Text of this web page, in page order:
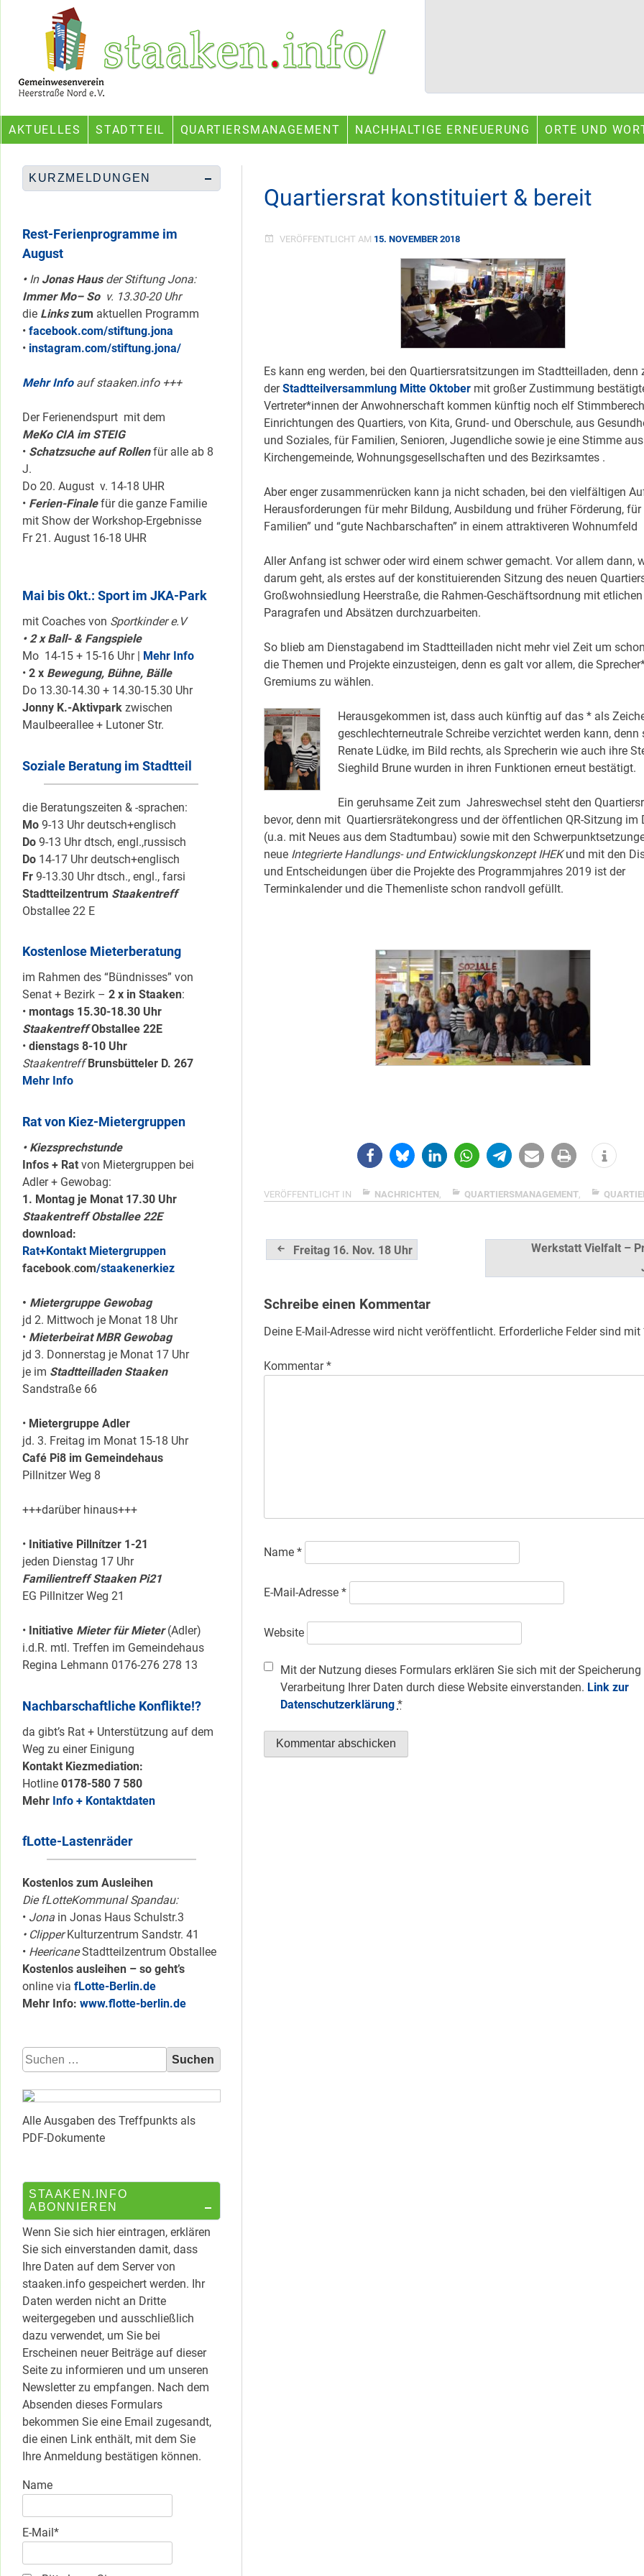
Ein Projekt des Gemeinwesenvereins Heerstraße Nord
AKTUELLES STADTTEIL QUARTIERSMANAGEMENT NACHHALTIGE ERNEUERUNG ORTE UND
Quartiersrat konstituiert & bereit
VERÖFFENTLICHT AM 15. NOVEMBER 2018
Es kann eng werden, bei den Quartiersratsitzungen im Stadtteilladen, denn
derStadtteilversammlung Mitte Oktobermit großer Zustimmung
Vertreter*innen der Anwohnerschaft kommen künftig noch elf
Einrichtungen des Quartiers, von Kita, Grund- und Oberschule, aus
und Soziales, für Familien, Senioren, Jugendliche sowie je eine Stimme aus
Kirchengemeinde, Wohnungsgesellschaften und des Bezirksamtes .
Aber enger zusammenrücken kann ja nicht schaden, bei den vielfältigen
Herausforderungen für mehr Bildung, Ausbildung und früher Förderung, für
Familien” und “gute Nachbarschaften” in einem attraktiveren Wohnumfeld
Aller Anfang ist schwer oder wird einem schwer gemacht. Vor allem dann,
darum geht, als erstes auf der konstituierenden Sitzung des neuen
Großwohnsiedlung Heerstraße, die Rahmen-Geschäftsordnung mit
Paragrafen und Absätzen durchzuarbeiten.
So blieb am Dienstagabend im Stadtteilladen nicht mehr viel Zeit um
die Themen und Projekte einzusteigen, denn es galt vor allem, die
Gremiums zu wählen.
Herausgekommen ist, dass auch künftig auf das * als
geschlechterneutrale Schreibe verzichtet werden kann, denn
Renate Lüdke, im Bild rechts, als Sprecherin wie auch ihre
Sieghild Brune wurden in ihren Funktionen erneut bestätigt.
Ein geruhsame Zeit zum Jahreswechsel steht den
bevor, denn mit Quartiersrätekongress und der öffentlichen QR-Sitzung im
(u.a. mit Neues aus dem Stadtumbau) sowie mit den
neue Integrierte Handlungs- und Entwicklungskonzept IHEKund mit den
und Entscheidungen über die Projekte des Programmjahres 2019 ist der
Terminkalender und die Themenliste schon randvoll gefüllt.
VERÖFFENTLICHT IN NACHRICHTEN QUARTIERSMANAGEMENT,
Beitragsnavigation
Freitag 16. Nov. 18 Uhr
Werkstatt Vielfalt –
Schreibe einen Kommentar
Deine E-Mail-Adresse wird nicht veröffentlicht. Erforderliche Felder sind mit
Kommentar*
Name *
E-Mail-Adresse *
Website
Mit der Nutzung dieses Formulars erklären Sie sich mit der Speicherung
Verarbeitung Ihrer Daten durch diese Website einverstanden. Link zur
Datenschutzerklärung *
KURZMELDUNGEN
Rest-Ferienprogramme im
August
•InJonas Hausder Stiftung Jona:
Immer Mo– So v. 13.30-20 Uhr
die Linkszum aktuellen Programm
• facebook.com/stiftung.jona
• instagram.com/stiftung.jona/
Mehr Infoauf staaken.info +++
Der Ferienendspurt mit dem
MeKo CIA im STEIG
• Schatzsuche auf Rollenfür alle ab 8
J.
Do 20. August v. 14-18 UHR
• Ferien-Finalefür die ganze Familie
mit Show der Workshop-Ergebnisse
Fr 21. August 16-18 UHR
Mai bis Okt.: Sport im JKA-Park
mit Coaches von Sportkinder e.V
• 2 x Ball- & Fangspiele
Mo 14-15 + 15-16 Uhr |
Mehr Info
• 2 x Bewegung, Bühne, Bälle
Do 13.30-14.30 + 14.30-15.30 Uhr
Jonny K.-Aktivpark zwischen
Maulbeerallee + Lutoner Str.
Soziale Beratung im Stadtteil
die Beratungszeiten & -sprachen:
Mo 9-13 Uhr deutsch+englisch
Do 9-13 Uhr dtsch, engl.,russisch
Do 14-17 Uhr deutsch+englisch
Fr 9-13.30 Uhr dtsch., engl., farsi
Stadtteilzentrum Staakentreff
Obstallee 22 E
Kostenlose Mieterberatung
im Rahmen des “Bündnisses” von
Senat + Bezirk – 2 x in Staaken:
• montags 15.30-18.30 Uhr
Staakentreff Obstallee 22E
• dienstags 8-10 Uhr
Staakentreff Brunsbütteler D. 267
Mehr Info
Rat von Kiez-Mietergruppen
• Kiezsprechstunde
Infos + Rat von Mietergruppen bei
Adler + Gewobag:
1. Montag je Monat 17.30 Uhr
Staakentreff Obstallee 22E
download:
Rat+Kontakt Mietergruppen
facebook.com/staakenerkiez
• Mietergruppe Gewobag
jd 2. Mittwoch je Monat 18 Uhr
• Mieterbeirat MBR Gewobag
jd 3. Donnerstag je Monat 17 Uhr
je im Stadtteilladen Staaken
Sandstraße 66
• Mietergruppe Adler
jd. 3. Freitag im Monat 15-18 Uhr
Café Pi8 im Gemeindehaus
Pillnitzer Weg 8
+++darüber hinaus+++
• Initiative Pillnítzer 1-21
jeden Dienstag 17 Uhr
Familientreff Staaken Pi21
EG Pillnitzer Weg 21
• Initiative Mieter für Mieter(Adler)
i.d.R. mtl. Treffen im Gemeindehaus
Regina Lehmann 0176-276 278 13
Nachbarschaftliche Konflikte!?
da gibt’s Rat + Unterstützung auf dem
Weg zu einer Einigung
Kontakt Kiezmediation:
Hotline 0178-580 7 580
Mehr Info + Kontaktdaten
fLotte-Lastenräder
Kostenlos zum Ausleihen
Die fLotteKommunal Spandau:
• Jona in Jonas Haus Schulstr.3
• ClipperKulturzentrum Sandstr. 41
• HeericaneStadtteilzentrum Obstallee
Kostenlos ausleihen – so geht’s
online via fLotte-Berlin.de
Mehr Info: www.flotte-berlin.de
Suchen
nach:
Alle Ausgaben des Treffpunkts als
PDF-Dokumente
STAAKEN.INFO
ABONNIEREN
Wenn Sie sich hier eintragen, erklären
Sie sich einverstanden damit, dass
Ihre Daten auf dem Server von
staaken.info gespeichert werden. Ihr
Daten werden nicht an Dritte
weitergegeben und ausschließlich
dazu verwendet, um Sie bei
Erscheinen neuer Beiträge auf dieser
Seite zu informieren und um unseren
Newsletter zu empfangen. Nach dem
Absenden dieses Formulars
bekommen Sie eine Email zugesandt,
die einen Link enthält, mit dem Sie
Ihre Anmeldung bestätigen können.
Name
E-Mail*